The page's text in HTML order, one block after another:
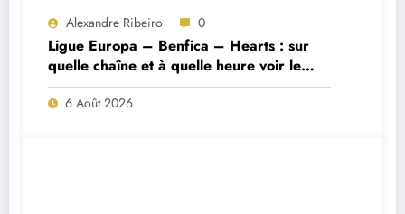
Alexandre Ribeiro 0
Ligue Europa – Benfica – Hearts : sur
quelle chaîne et à quelle heure voir le
match ?
6 Août 2026